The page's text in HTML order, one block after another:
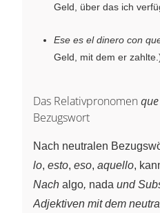
Geld, über das ich
Ese es el dinero con
Geld, mit dem er
Das Relativpronomen que
Bezugswort
Nach neutralen
lo, esto, eso, aquello,
Nach algo, nada und
Adjektiven mit dem